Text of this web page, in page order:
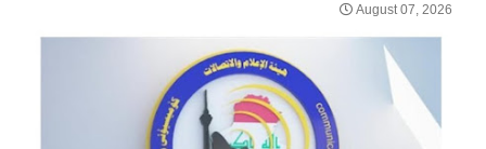
August 07, 2026